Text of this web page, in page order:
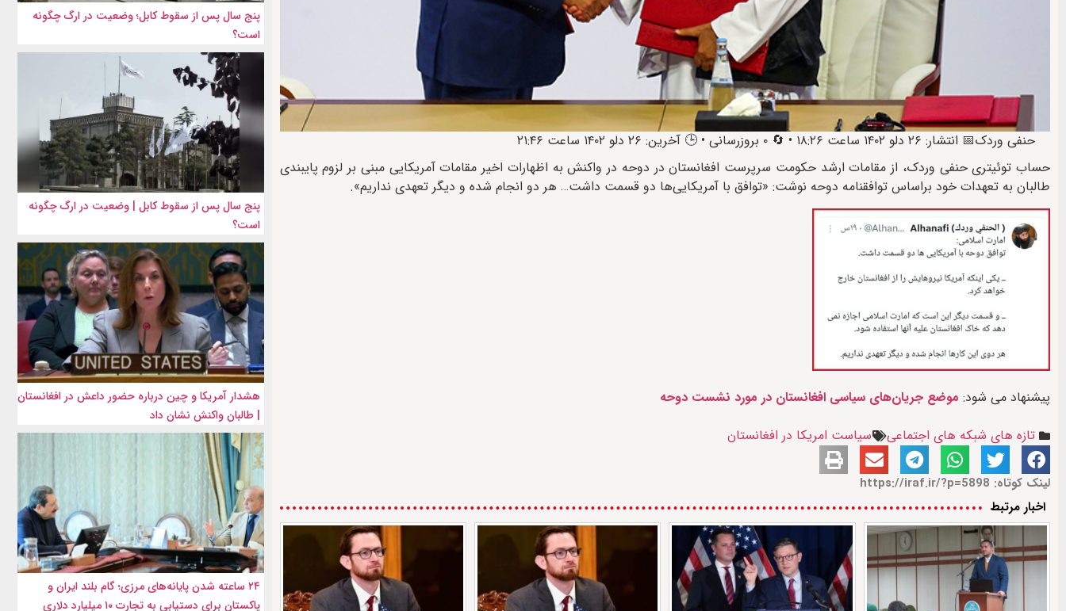
حنفی وردک📅 انتشار: ۲۶ دلو ۱۴۰۲ ساعت ۱۸:۲۶ • 🔄 ۰ بروزرسانی • 🕒 آخرین: ۲۶ دلو ۱۴۰۲ ساعت ۲۱:۴۶
حساب توئیتری حنفی وردک، از مقامات ارشد حکومت سرپرست افغانستان در دوحه در واکنش به اظهارات اخیر مقامات آمریکایی مبنی بر لزوم پایبندی
طالبان به تعهدات خود براساس توافقنامه دوحه نوشت: «توافق با آمریکایی‌ها دو قسمت داشت… هر دو انجام شده و دیگر تعهدی نداریم».
پیشنهاد می شود: موضع جریان‌های سیاسی افغانستان در مورد نشست دوحه
تازه های شبکه های اجتماعی
سیاست امریکا در افغانستان
لینک کوتاه: https://iraf.ir/?p=5898
اخبار مرتبط
پنج سال پس از سقوط کابل؛ وضعیت در ارگ چگونه
است؟
پنج سال پس از سقوط کابل | وضعیت در ارگ چگونه
است؟
هشدار آمریکا و چین درباره حضور داعش در افغانستان
| طالبان واکنش نشان داد
۲۴ ساعته شدن پایانه‌های مرزی؛ گام بلند ایران و
پاکستان برای دستیابی به تجارت ۱۰ میلیارد دلاری